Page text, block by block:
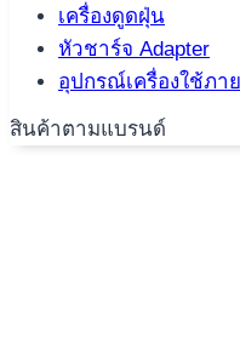
เครื่องดูดฝุ่น
หัวชาร์จ Adapter
อุปกรณ์เครื่องใช้ภา
สินค้าตามแบรนด์